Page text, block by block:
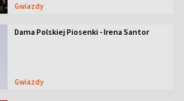
Gwiazdy
Dama Polskiej Piosenki - Irena Santor
Gwiazdy